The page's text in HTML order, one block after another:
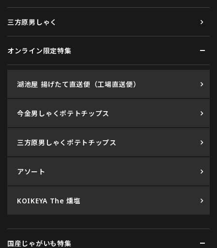
三方原男しゃく
オンライン限定特集
湖池屋 揚げたて直送便（工場直送便）
今金男しゃくポテトチップス
三方原男しゃくポテトチップス
アソート
KOIKEYA The 燻塩
国産じゃがいも特集